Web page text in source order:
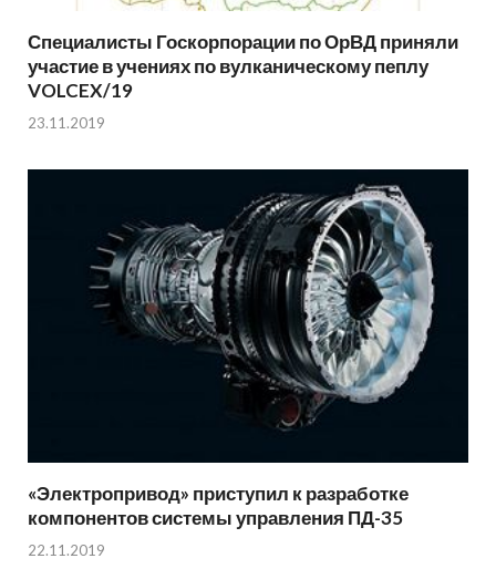
Специалисты Госкорпорации по ОрВД приняли
участие в учениях по вулканическому пеплу
VOLCEX/19
23.11.2019
«Электропривод» приступил к разработке
компонентов системы управления ПД-35
22.11.2019